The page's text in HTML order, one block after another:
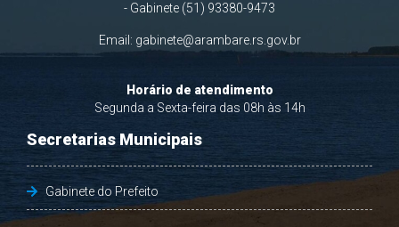
- Gabinete (51) 93380-9473
Email: gabinete@arambare.rs.gov.br
Horário de atendimento
Segunda a Sexta-feira das 08h às 14h
Secretarias Municipais
Gabinete do Prefeito